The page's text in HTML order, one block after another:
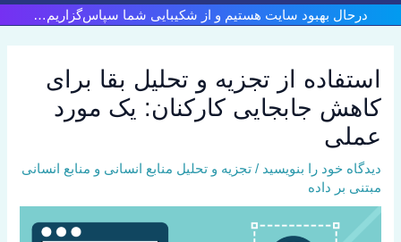
پرش
به
درحال بهبود سایت هستیم و از شکیبایی شما سپاس‌گزاریم…
استفاده از تجزیه و تحلیل بقا برای
کاهش جابجایی کارکنان: یک مورد
عملی
دیدگاه‌ خود را بنویسید /تجزیه و تحلیل منابع انسانی و منابع انسانی
مبتنی بر داده